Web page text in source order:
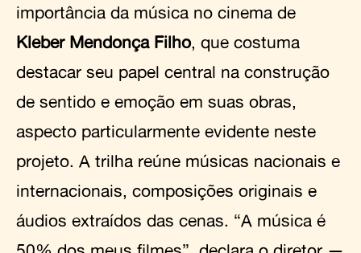
importância da música no cinema de
Kleber Mendonça Filho, que costuma
destacar seu papel central na construção
de sentido e emoção em suas obras,
aspecto particularmente evidente neste
projeto. A trilha reúne músicas nacionais e
internacionais, composições originais e
áudios extraídos das cenas. “A música é